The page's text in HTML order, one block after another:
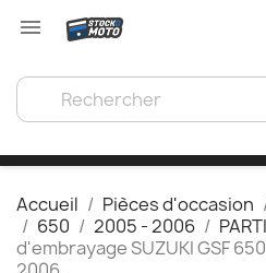

Accueil Pièces d'occasion
650
2005 - 2006
d'embrayage SUZUKI GSF